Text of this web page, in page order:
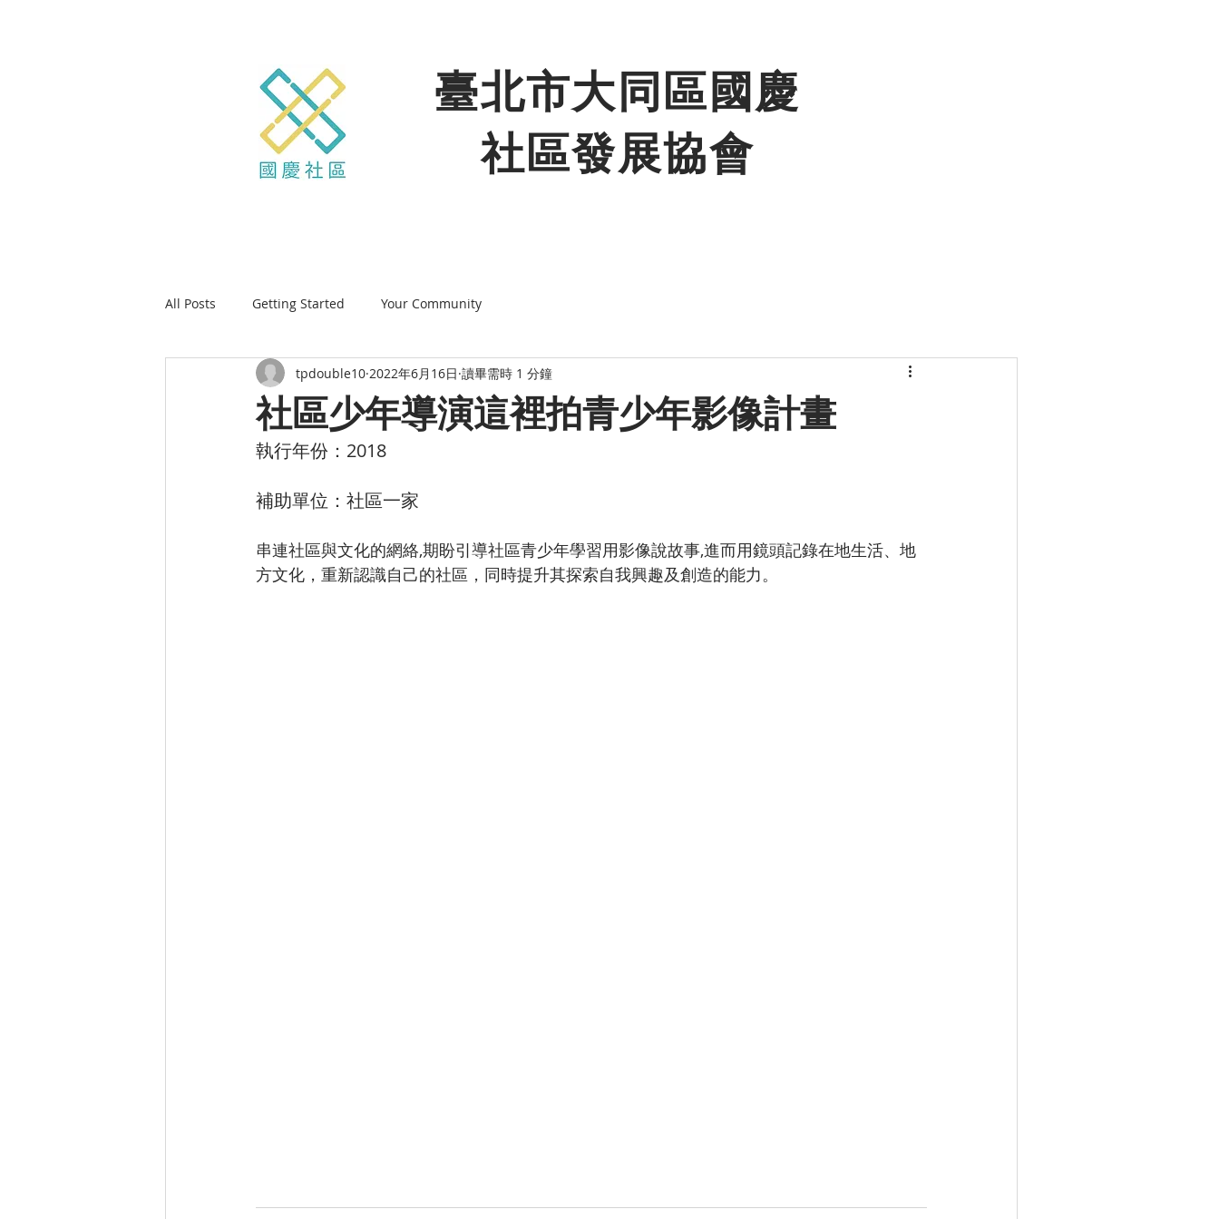
臺北市大同區國慶
社區發展協會
All Posts Getting Started Your Community
社區少年導演這裡拍青少年影像計畫
tpdouble10 2022年6月16日 讀畢需時 1 分鐘
執行年份：2018
補助單位：社區一家
串連社區與文化的網絡,期盼引導社區青少年學習用影像說故事,進而用鏡頭記錄在地生活、地
方文化，重新認識自己的社區，同時提升其探索自我興趣及創造的能力。